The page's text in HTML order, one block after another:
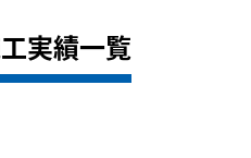
実績一覧